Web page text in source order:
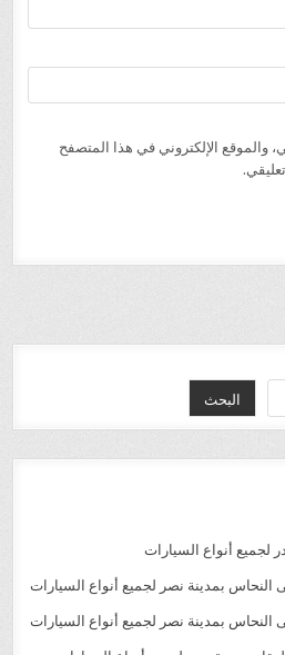
والموقع الإلكتروني في هذا المتصفح
البحث
لجميع أنواع السيارات
بمدينة نصر لجميع أنواع السيارات
بمدينة نصر لجميع أنواع السيارات